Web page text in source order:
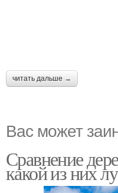
читать дальше →
Вас может
Сравнение
какой из них